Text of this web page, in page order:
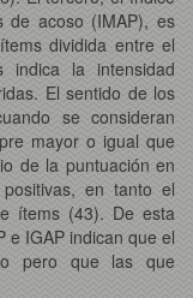
de acoso (IMAP), es
dividida entre el
indica la intensidad
El sentido de los
se consideran
mayor o igual que
de la puntuación en
en tanto el
ítems (43). De esta
e IGAP indican que el
pero que las que